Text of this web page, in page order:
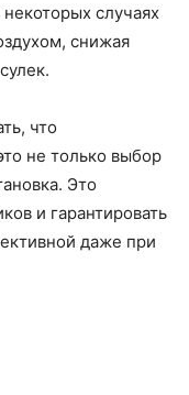
случаях
снижая
что
не только выбор
Это
и гарантировать
даже при